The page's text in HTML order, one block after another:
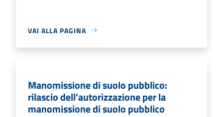
VAI ALLA PAGINA
Manomissione di suolo pubblico:
rilascio dell'autorizzazione per la
manomissione di suolo pubblico